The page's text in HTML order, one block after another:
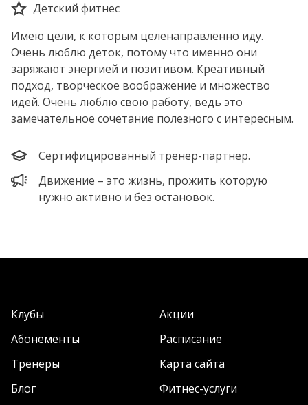
Детский фитнес
Имею цели, к которым целенаправленно иду.
Очень люблю деток, потому что именно они
заряжают энергией и позитивом. Креативный
подход, творческое воображение и множество
идей. Очень люблю свою работу, ведь это
замечательное сочетание полезного с интересным.
Сертифицированный тренер-партнер.
Движение – это жизнь, прожить которую
нужно активно и без остановок.
Клубы
Акции
Абонементы
Расписание
Тренеры
Карта сайта
Блог
Фитнес-услуги